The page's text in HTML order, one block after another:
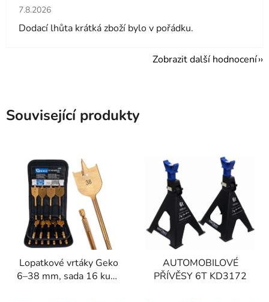
Hodnocení obchodu je 5 z 5 hvězdiček.
7.8.2026
Dodací lhůta krátká zboží bylo v pořádku.
Zobrazit další hodnocení
Související produkty
Lopatkové vrtáky Geko
6–38 mm, sada 16 kusů
AUTOMOBILOVÉ
PŘÍVĚSY 6T KD3172